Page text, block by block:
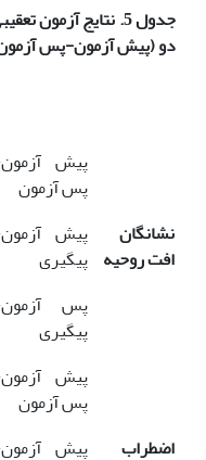
جدول 5. نتایج
دو (پیش آزمون-پس
پیش
پس آزمون
نشانگان
افت روحیه
پیش
پیگیری
پس
پیگیری
اضطراب
پیش
پس آزمون
پیش